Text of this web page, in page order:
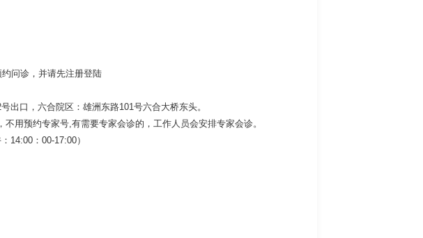
问诊，并请先注册登陆
出口，六合院区：雄洲东路101号六合大桥东头。
用预约专家号,有需要专家会诊的，工作人员会安排专家会诊。
14:00：00-17:00）